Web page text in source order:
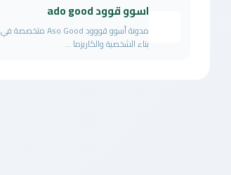
اسوو قوود ado good
مدونة أسوو قووود Aso Good متخصصة في
بناء الشخصية والكاريزما ...